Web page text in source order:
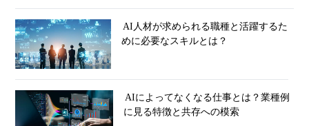
AI人材が求められる職種と活躍するた
めに必要なスキルとは？
AIによってなくなる仕事とは？業種例
に見る特徴と共存への模索